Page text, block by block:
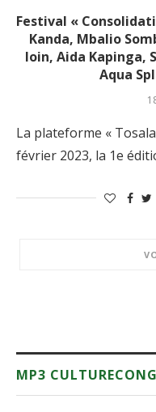
Festival «
Kanda, Mbalio
loin, Aida Kapinga,
Aqua
La plateforme «
février 2023, la 1e
MP3